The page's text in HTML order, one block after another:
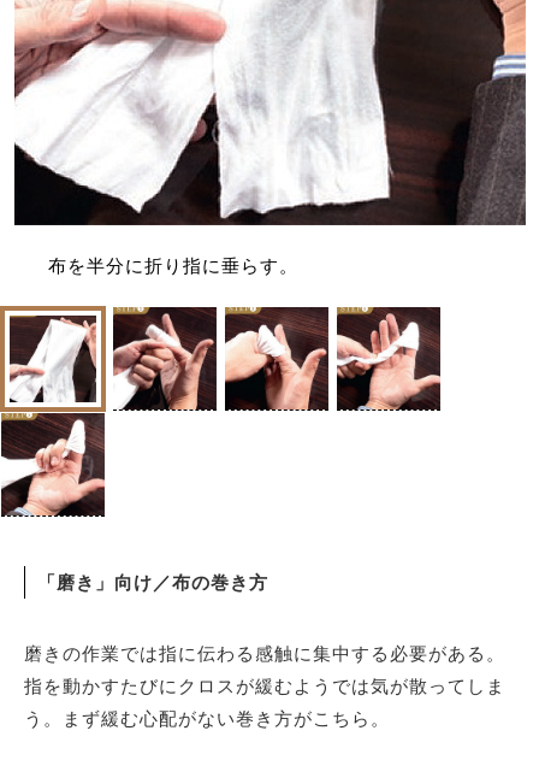
布を半分に折り指に垂らす。
「磨き」向け／布の巻き方
磨きの作業では指に伝わる感触に集中する必要がある。
指を動かすたびにクロスが緩むようでは気が散ってしま
う。まず緩む心配がない巻き方がこちら。